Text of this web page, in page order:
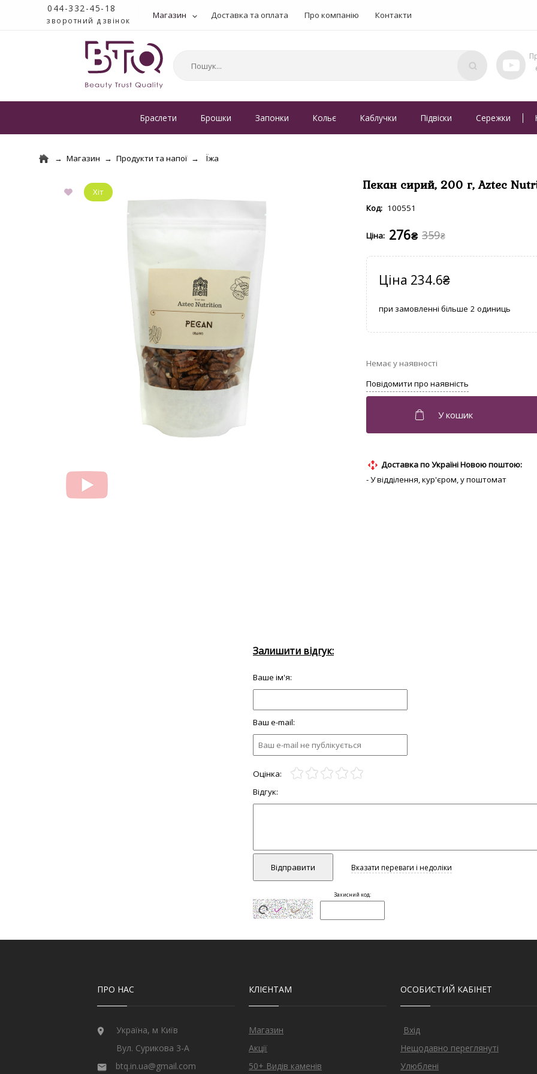
044-332-45-18
зворотний дзвінок Магазин Доставка та оплата Про компанію Контакти
Браслети Брошки Запонки Кольє Каблучки Підвіски Сережки
Магазин Продукти та напої Їжа
Пекан сирий, 200 г, Aztec
100551
359₴
276₴
234.6₴
2
Доставка по Україні Новою поштою:
- У відділення, кур'єром, у поштомат
ПРО НАС
Україна, м Київ
Вул. Сурикова 3-А
btq.in.ua@gmail.com
КЛІЄНТАМ
Магазин
Акції
50+ Видів каменів
ОСОБИСТИЙ КАБІНЕТ
Вхід
Нещодавно переглянуті
Улюблені